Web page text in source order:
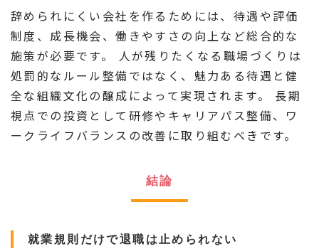
辞められにくい会社を作るためには、待遇や評価
制度、成長機会、働きやすさの向上など総合的な
施策が必要です。 人が残りたくなる職場づくりは
処罰的なルール整備ではなく、魅力ある待遇と健
全な組織文化の醸成によって実現されます。 長期
視点での投資として研修やキャリアパス整備、ワ
ークライフバランスの改善に取り組むべきです。
結論
就業規則だけで退職は止められない